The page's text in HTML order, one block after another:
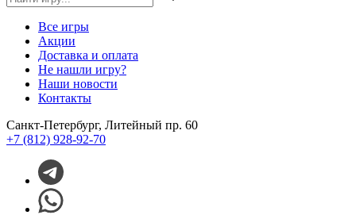
Все игры
Акции
Доставка и оплата
Не нашли игру?
Наши новости
Контакты
Санкт-Петербург, Литейный пр. 60
+7 (812) 928-92-70